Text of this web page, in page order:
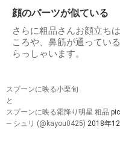
顔のパーツが似ている
さらに粗品さんお顔立ち
ころや、鼻筋が通ってい
らっしゃいます。
スプーンに映る小栗旬
と
スプーンに映る霜降り明星 粗品
— シュリ (@kayou0425) 2018年